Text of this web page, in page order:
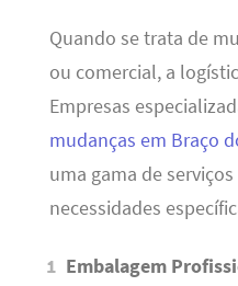
Quando se trata de
ou comercial, a
Empresas
mudanças em Braço
uma gama de
necessidades
Embalagem